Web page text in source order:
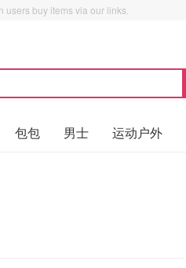
buy items via our links.
包包 男士 运动户外